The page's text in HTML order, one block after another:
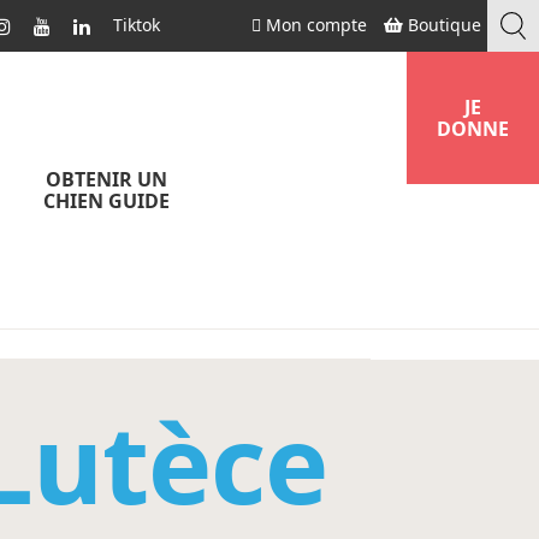
Tiktok Mon compte Boutique
OBTENIR UN
CHIEN GUIDE
JE
DONNE